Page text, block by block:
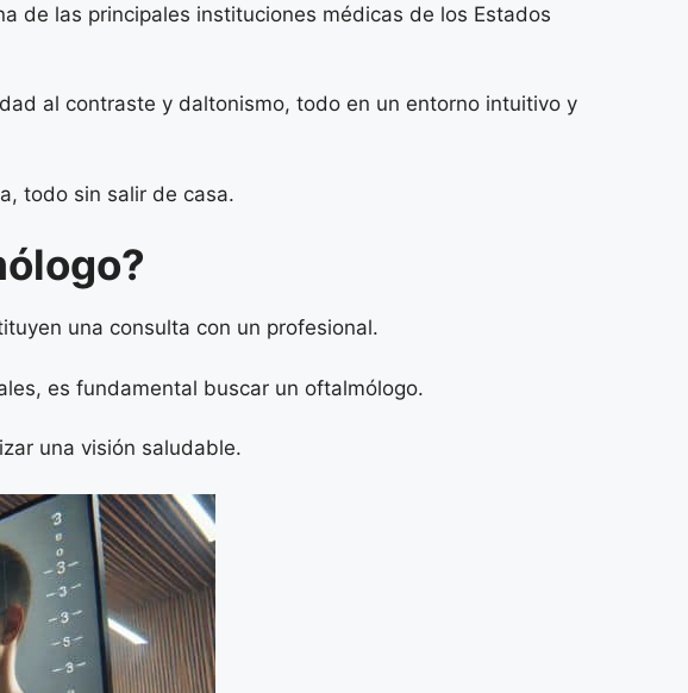
de las principales instituciones médicas de los Estados
al contraste y daltonismo, todo en un entorno intuitivo y
todo sin salir de casa.
una consulta con un profesional.
es fundamental buscar un oftalmólogo.
una visión saludable.